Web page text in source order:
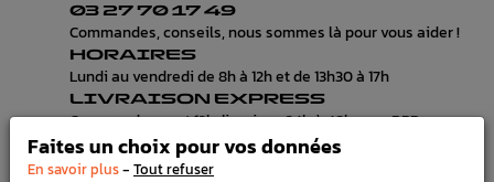
03 27 70 17 49
Commandes, conseils, nous sommes là pour vous aider !
HORAIRES
Lundi au vendredi de 8h à 12h et de 13h30 à 17h
LIVRAISON EXPRESS
Commande avant 12h, livraison 24h à 48h avec DPD
PAIEMENT CB
100% sécurisé, payez en 3x, 4x ou 10x avec frais votre
Faites un choix pour vos données
En savoir plus- Tout refuser